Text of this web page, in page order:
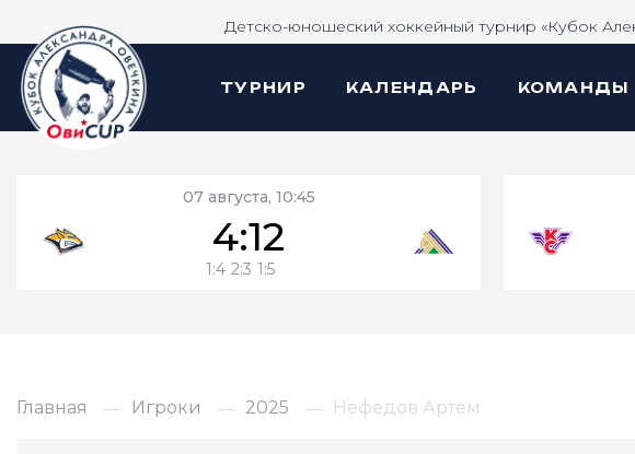
Детско-юношеский хоккейный турнир «Кубок
ТУРНИР КАЛЕНДАРЬ КОМАНДЫ
07 августа, 10:45
4:12
1:4 2:3 1:5
Главная Игроки 2025 Нефедов Артем